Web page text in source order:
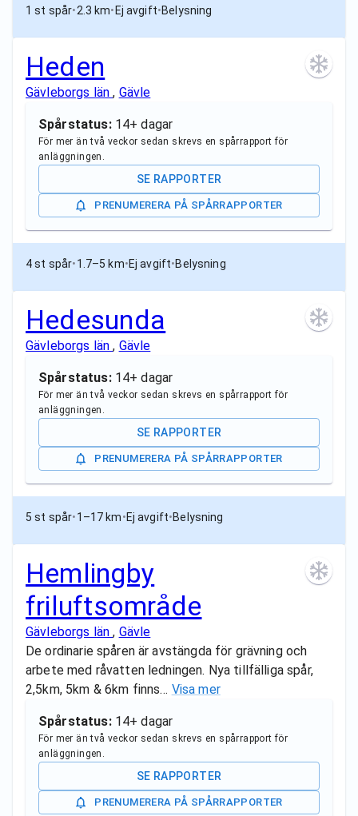
1 st spår•2.3 km• Ej avgift•Belysning
Heden
Gävleborgs län, Gävle
Spårstatus: 14+ dagar
För mer än två veckor sedan skrevs en spårrapport för
anläggningen.
SE RAPPORTER
PRENUMERERA PÅ SPÅRRAPPORTER
4 st spår•1.7–5 km•Ej avgift•Belysning
Hedesunda
Gävleborgs län, Gävle
Spårstatus: 14+ dagar
För mer än två veckor sedan skrevs en spårrapport för
anläggningen.
SE RAPPORTER
PRENUMERERA PÅ SPÅRRAPPORTER
5 st spår•1–17 km•Ej avgift•Belysning
Hemlingby
friluftsområde
Gävleborgs län, Gävle
De ordinarie spåren är avstängda för grävning och
arbete med råvatten ledningen. Nya tillfälliga spår,
2,5km, 5km & 6km finns… Visa mer
Spårstatus: 14+ dagar
För mer än två veckor sedan skrevs en spårrapport för
anläggningen.
SE RAPPORTER
PRENUMERERA PÅ SPÅRRAPPORTER